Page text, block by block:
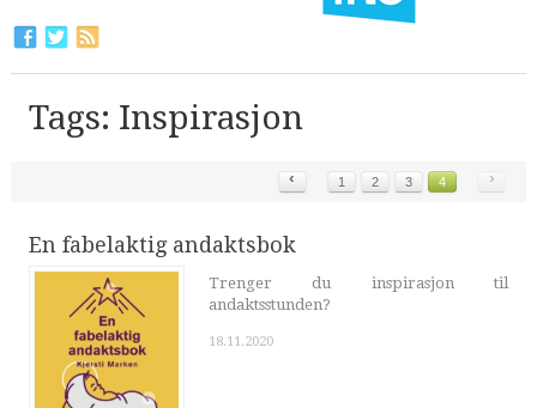
Tags: Inspirasjon
‹ 1 2 3 4 ›
En fabelaktig andaktsbok
Trenger du inspirasjon til
andaktsstunden?
18.11.2020